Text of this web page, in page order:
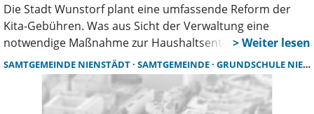
Die Stadt Wunstorf plant eine umfassende Reform der
Kita-Gebühren. Was aus Sicht der Verwaltung eine
notwendige Maßnahme zur Haushaltsentlastung ist,
bedeutet für viele Familien eine spürbare Mehrbelastung.
Die geplante dreistufige Erhöhung der
Benutzungsentgelte bis 2027 trifft insbesondere Eltern
mit Kleinkindern und schulpflichtigen Kindern in der
SAMTGEMEINDE NIENSTÄDT SAMTGEMEINDE GRUNDSCHULE NIENSTÄDT